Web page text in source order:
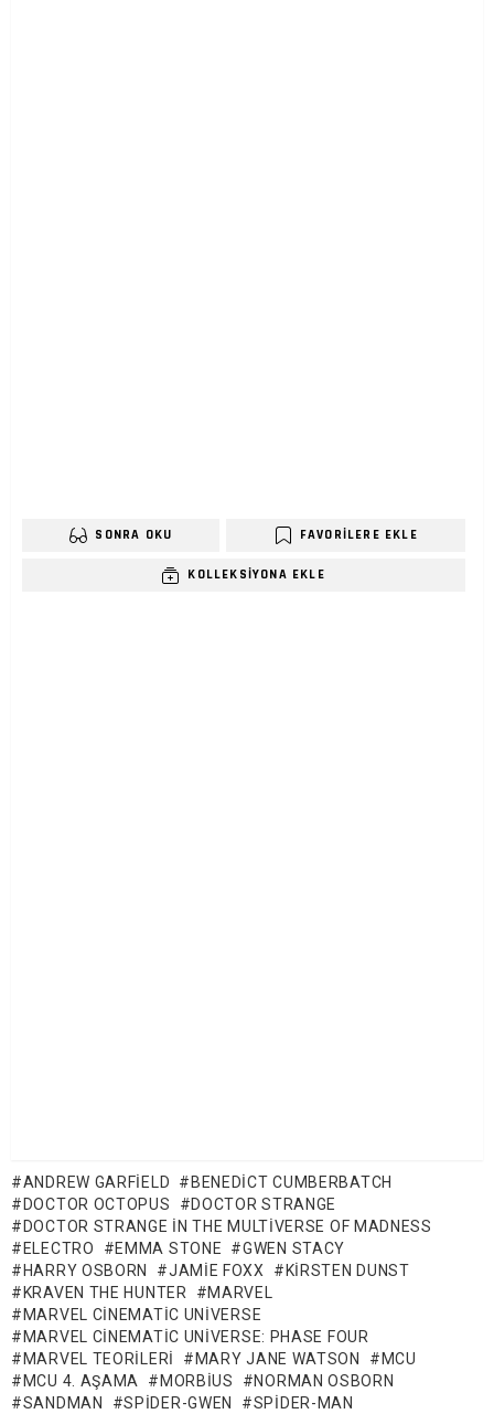
SONRA OKU FAVORILERE EKLE
KOLLEKSIYONA EKLE
ANDREW GARFIELD
BENEDICT CUMBERBATCH
DOCTOR OCTOPUS
DOCTOR STRANGE
DOCTOR STRANGE IN THE MULTIVERSE OF MADNESS
ELECTRO
EMMA STONE
GWEN STACY
HARRY OSBORN
JAMIE FOXX
KIRSTEN DUNST
KRAVEN THE HUNTER
MARVEL
MARVEL CINEMATIC UNIVERSE
MARVEL CINEMATIC UNIVERSE: PHASE FOUR
MARVEL TEORILERI
MARY JANE WATSON
MCU
MCU 4. AŞAMA
MORBIUS
NORMAN OSBORN
SANDMAN
SPIDER-GWEN
SPIDER-MAN